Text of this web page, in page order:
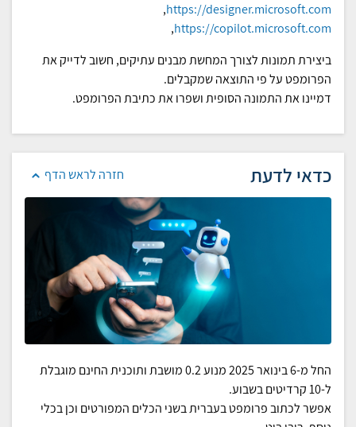
,https://designer.microsoft.com
,https://copilot.microsoft.com
ביצירת תמונות לצורך המחשת מבנים עתיקים, חשוב לדייק את
הפרומפט על פי התוצאה שמקבלים.
דמיינו את התמונה הסופית ושפרו את כתיבת הפרומפט.
חזרה לראש הדף כדאי לדעת
החל מ-6 בינואר 2025 מנוע 0.2 מושבת ותוכנית החינם מוגבלת
ל-10 קרדיטים בשבוע.
אפשר לכתוב פרומפט בעברית בשני הכלים המפורטים וכן בכלי